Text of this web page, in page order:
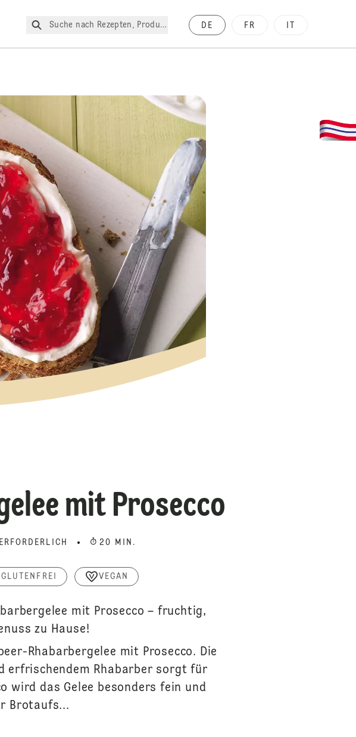
Suche nach Rezepten, Produkte, etc. DE FR
0.0. Click to rate.
mit Prosecco
20 MIN.
GLUTENFREI VEGAN
mit Prosecco – fruchtig,
zu Hause!
Rhabarbergelee mit Prosecco. Die
erfrischendem Rhabarber sorgt für
wird das Gelee besonders fein und
Brotaufs...